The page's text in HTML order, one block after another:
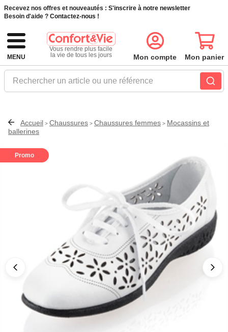
Recevez nos offres et nouveautés : S'inscrire à notre newsletter
Besoin d'aide ? Contactez-nous !
MENU
Vous rendre plus facile
la vie de tous les jours
Rechercher un article ou une référence
Mon compte Mon panier
Accueil > Chaussures > Chaussures femmes > Mocassins et
ballerines
Promo